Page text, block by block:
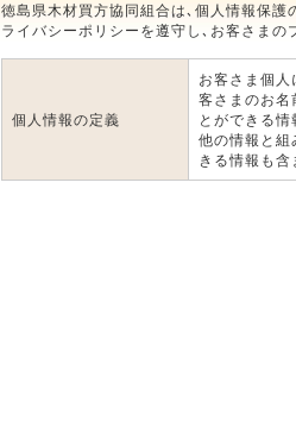
徳島県木材買方協同組合は､個人情報保
ライバシーポリシーを遵守し､お客さまの
個人情報の定義
お客さま個
客さまのお名
とができる
他の情報と組
きる情報も含